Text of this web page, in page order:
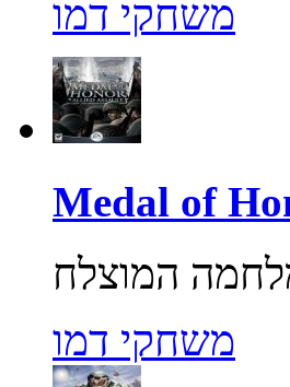
משחקי דמו
משחקי דמו